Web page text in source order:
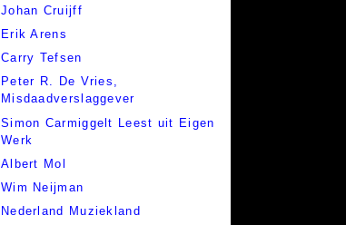
Johan Cruijff
Erik Arens
Carry Tefsen
Peter R. De Vries,
Misdaadverslaggever
Simon Carmiggelt Leest uit Eigen
Werk
Albert Mol
Wim Neijman
Nederland Muziekland